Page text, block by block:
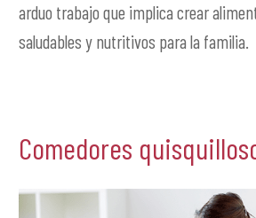
arduo trabajo que implica crear
saludables y nutritivos para la familia.
Comedores